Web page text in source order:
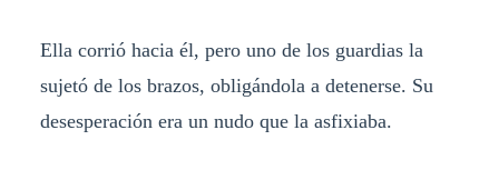
Ella corrió hacia él, pero uno de los guardias la
sujetó de los brazos, obligándola a detenerse. Su
desesperación era un nudo que la asfixiaba.